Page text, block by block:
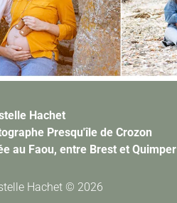
Hachet
Presqu'île de Crozon
au Faou, entre Brest et Quimper
Hachet © 2026